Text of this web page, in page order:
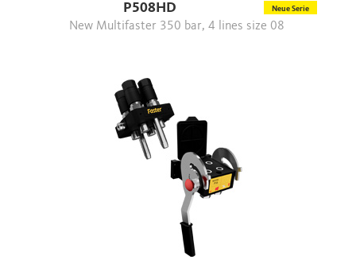
P508HD Neue Serie
New Multifaster 350 bar, 4 lines size 08